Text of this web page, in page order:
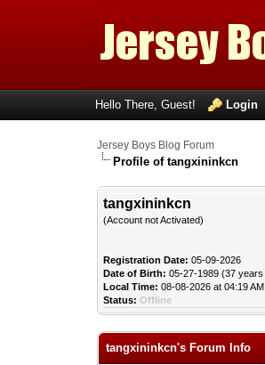
Hello There, Guest! Login
Jersey Boys Blog Forum
Profile of tangxininkcn
tangxininkcn
(Account not Activated)
Registration Date: 05-09-2026
Date of Birth: 05-27-1989 (37 years
Local Time: 08-08-2026 at 04:19 AM
Status: Offline
tangxininkcn's Forum Info